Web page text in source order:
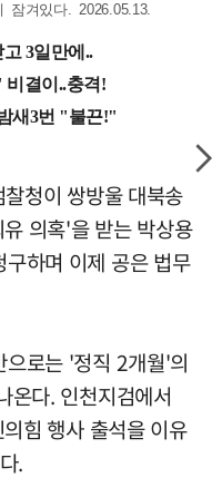
겨있다. 2026.05.13.
청이 쌍방울 대북송
의혹'을 받는 박상용
하며 이제 공은 법무
으로는 '정직 2개월'의
온다. 인천지검에서
힘 행사 출석을 이유
.